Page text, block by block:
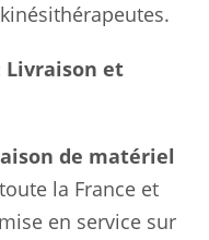
Livraison et
de matériel
la France et
en service sur